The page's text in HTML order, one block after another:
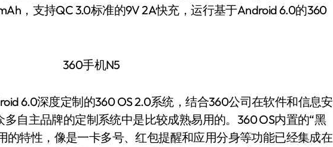
，支持QC 3.0标准的9V 2A快充，运行基于Android 6.0的360
6.0深度定制的360 OS 2.0系统，结合360公司在软件和信息安
自主品牌的定制系统中是比较成熟易用的。360 OS内置的“黑
的特性，像是一卡多号、红包提醒和应用分身等功能已经集成在